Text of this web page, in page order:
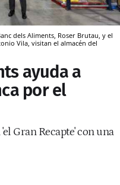
dels Aliments, Roser Brutau, y el
Vila, visitan el almacén del
ayuda a
por el
Gran Recapte' con una